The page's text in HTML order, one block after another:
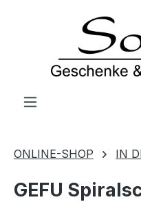
Zum Hauptinhalt springen
ONLINE-SHOP IN
GEFU